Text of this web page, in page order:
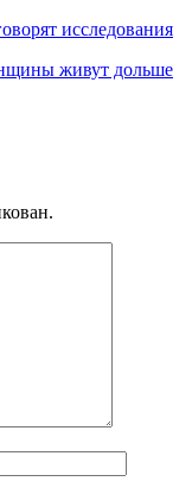
исследования
живут дольше